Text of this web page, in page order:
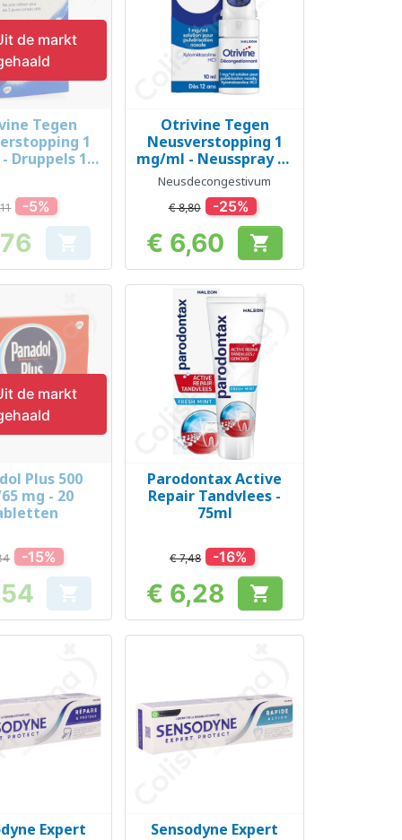
de markt
bekijken
Tegen
1
Druppels 10
-5%
Prijs 
Snel bekijken
Otrivine Tegen
Neusverstopping 1
mg/ml - Neusspray 10
ml
Neusdecongestivum
€ 8,80 -25%
Prijs
€ 6,60 
de markt
bekijken
Plus 500
mg - 20
-15%
Prijs 
Snel bekijken
Parodontax Active
Repair Tandvlees -
75ml
€ 7,48 -16%
Prijs
€ 6,28 
bekijken
Expert
Snel bekijken
Sensodyne Expert